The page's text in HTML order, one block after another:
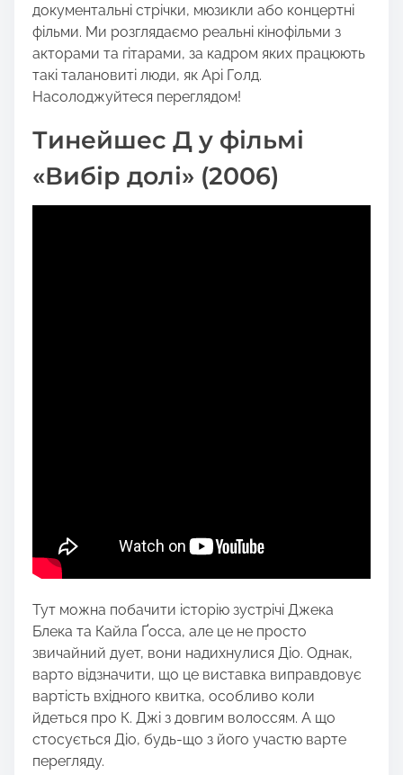
документальні стрічки, мюзикли або концертні
фільми. Ми розглядаємо реальні кінофільми з
акторами та гітарами, за кадром яких працюють
такі талановиті люди, як Арі Голд.
Насолоджуйтеся переглядом!
Тинейшес Д у фільмі
«Вибір долі» (2006)
Тут можна побачити історію зустрічі Джека
Блека та Кайла Ґосса, але це не просто
звичайний дует, вони надихнулися Діо. Однак,
варто відзначити, що це виставка виправдовує
вартість вхідного квитка, особливо коли
йдеться про К. Джі з довгим волоссям. А що
стосується Діо, будь-що з його участю варте
перегляду.